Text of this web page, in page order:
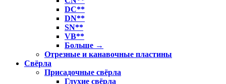
DC**
DN**
SN**
VB**
Больше →
Отрезные и канавочные пластины
Свёрла
Присадочные свёрла
Глухие свёрла